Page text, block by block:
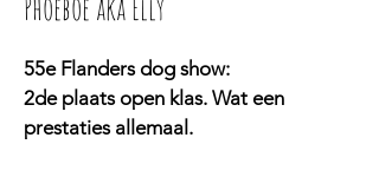
Phoeboe aka Elly
55e Flanders dog show:
2de plaats open klas. Wat een
prestaties allemaal.